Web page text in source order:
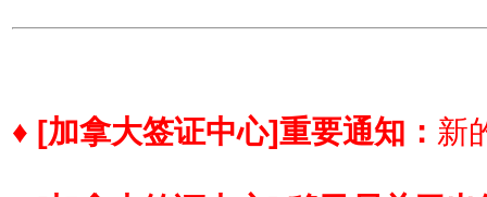
♦ [加拿大签证中心]重要通知： 新